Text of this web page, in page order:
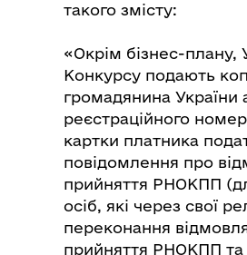
такого змісту:
«Окрім бізнес-плану,
Конкурсу подають
громадянина України
реєстраційного
картки платника
повідомлення про
прийняття РНОКПП
осіб, які через свої
переконання
прийняття РНОКПП та